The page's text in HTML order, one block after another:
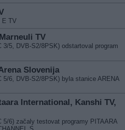
E TV
TV
3/5, DVB-S2/8PSK) odstartoval program
Slovenija
5/6, DVB-S2/8PSK) byla stanice ARENA
International, Kanshi TV,
5/6) začaly testovat programy PITAARA